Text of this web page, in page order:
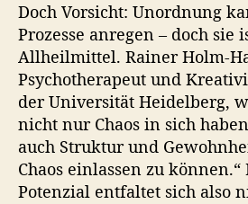
Doch Vorsicht: Unordnung
Prozesse anregen – doch sie
Allheilmittel. Rainer Holm-
Psychotherapeut und
der Universität Heidelberg,
nicht nur Chaos in sich
auch Struktur und
Chaos einlassen zu können.“
Potenzial entfaltet sich also